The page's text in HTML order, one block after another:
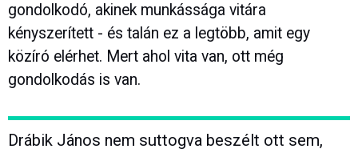
gondolkodó, akinek munkássága vitára
kényszerített - és talán ez a legtöbb, amit egy
közíró elérhet. Mert ahol vita van, ott még
gondolkodás is van.
Drábik János nem suttogva beszélt ott sem,